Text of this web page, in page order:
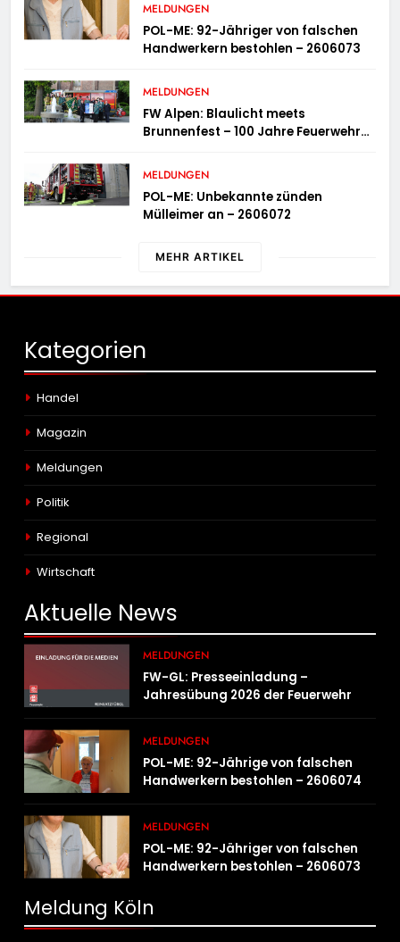
MELDUNGEN
POL-ME: 92-Jähriger von falschen
Handwerkern bestohlen – 2606073
MELDUNGEN
FW Alpen: Blaulicht meets
Brunnenfest – 100 Jahre Feuerwehr
MELDUNGEN
POL-ME: Unbekannte zünden
Mülleimer an – 2606072
MEHR ARTIKEL
Kategorien
Handel
Magazin
Meldungen
Politik
Regional
Wirtschaft
Aktuelle News
MELDUNGEN
FW-GL: Presseeinladung –
Jahresübung 2026 der Feuerwehr
MELDUNGEN
POL-ME: 92-Jährige von falschen
Handwerkern bestohlen – 2606074
MELDUNGEN
POL-ME: 92-Jähriger von falschen
Handwerkern bestohlen – 2606073
Meldung Köln